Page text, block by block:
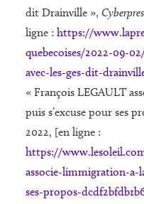
dit Drainville »,
ligne : https://
quebecoises/2022-09-
avec-les-ges-dit-
« François LEGAULT
puis s’excuse pour ses
2022, [en ligne :
https://
associe-limmigration-a-
ses-propos-